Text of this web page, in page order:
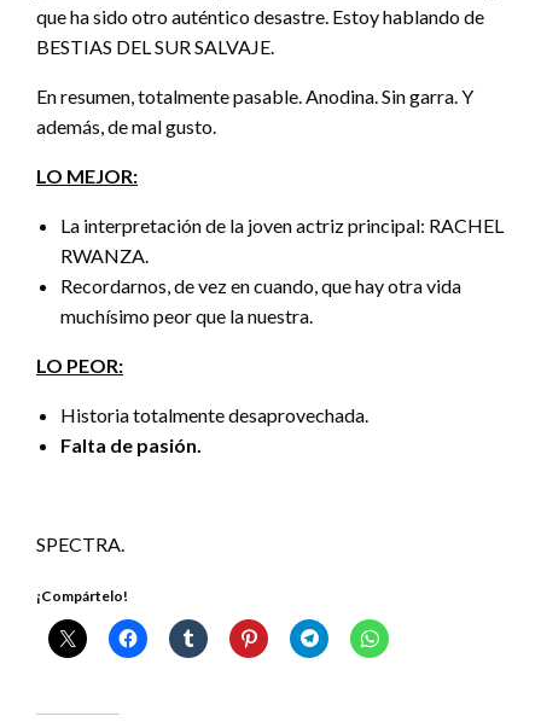
que ha sido otro auténtico desastre. Estoy hablando de
BESTIAS DEL SUR SALVAJE.
En resumen, totalmente pasable. Anodina. Sin garra. Y
además, de mal gusto.
LO MEJOR:
La interpretación de la joven actriz principal: RACHEL
RWANZA.
Recordarnos, de vez en cuando, que hay otra vida
muchísimo peor que la nuestra.
LO PEOR:
Historia totalmente desaprovechada.
Falta de pasión.
SPECTRA.
¡Compártelo!